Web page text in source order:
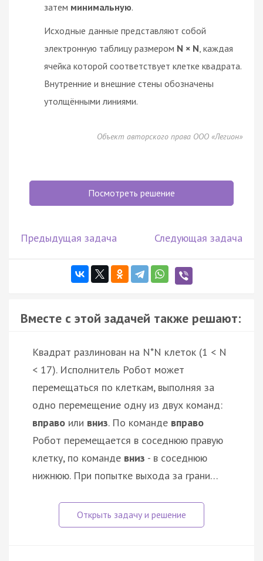
затем минимальную.
Исходные данные представляют собой
электронную таблицу размером N × N , каждая
ячейка которой соответствует клетке квадрата.
Внутренние и внешние стены обозначены
утолщёнными линиями.
Объект авторского права ООО «Легион»
Посмотреть решение
Предыдущая задача Следующая задача
Вместе с этой задачей также решают:
Квадрат разлинован на N*N клеток (1 < N
< 17). Исполнитель Робот может
перемещаться по клеткам, выполняя за
одно перемещение одну из двух команд:
вправо или вниз. По команде вправо
Робот перемещается в соседнюю правую
клетку, по команде вниз - в соседнюю
нижнюю. При попытке выхода за грани…